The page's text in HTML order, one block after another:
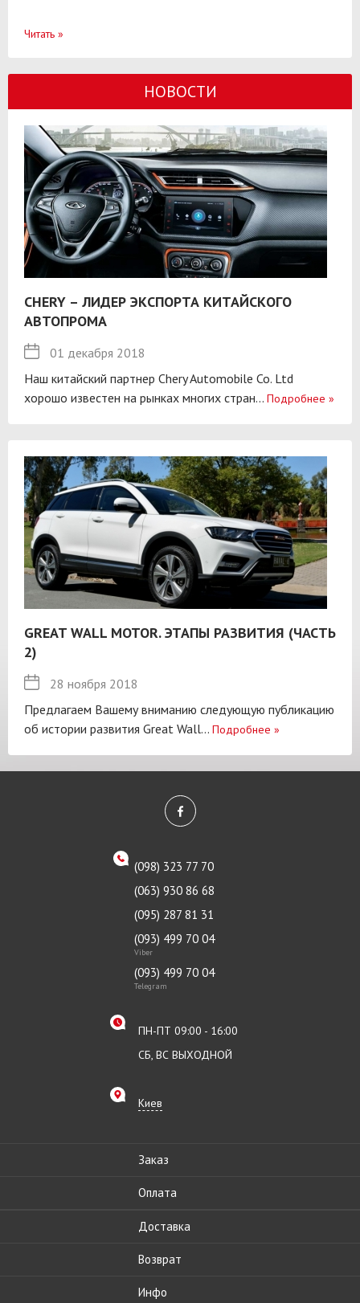
Читать »
НОВОСТИ
CHERY – ЛИДЕР ЭКСПОРТА КИТАЙСКОГО
АВТОПРОМА
01 декабря 2018
Наш китайский партнер Chery Automobile Co. Ltd
хорошо известен на рынках многих стран... Подробнее »
GREAT WALL MOTOR. ЭТАПЫ РАЗВИТИЯ (ЧАСТЬ
2)
28 ноября 2018
Предлагаем Вашему вниманию следующую публикацию
об истории развития Great Wall... Подробнее »
(098) 323 77 70
(063) 930 86 68
(095) 287 81 31
(093) 499 70 04
Viber
(093) 499 70 04
Telegram
ПН-ПТ 09:00 - 16:00
СБ, ВС ВЫХОДНОЙ
Киев
Заказ
Оплата
Доставка
Возврат
Инфо